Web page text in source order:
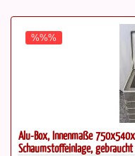
%%%
Alu-Box, Innenmaße
Schaumstoffeinlage, gebraucht